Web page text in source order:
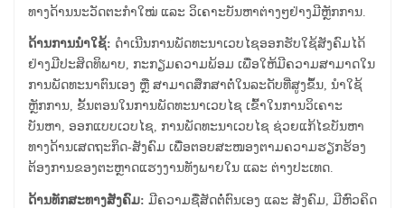
ທາງດ້ານນະວັດຕະກໍາໃໝ່ ແລະ ວິເຄາະບັນຫາຕ່າງໆຢ່າງມີຫຼັກການ.
ດ້ານການນໍາໃຊ້: ດໍາເນີນການພັດທະນາເວບໄຊອອກຮັບໃຊ້ສັງຄົມໄດ້
ຢ່າງມີປະສິດທິພາບ, ກະກຽມຄວາມພ້ອມ ເພື່ອໃຫ້ມີຄວາມສາມາດໃນ
ການພັດທະນາຕົນເອງ ຫຼື ສາມາດສຶກສາຕໍ່ໃນລະດັບທີ່ສູງຂຶ້ນ, ນໍາໃຊ້
ຫຼັກການ, ຂັ້ນຕອນໃນການພັດທະນາເວບໄຊ ເຂົ້າໃນການວິເຄາະ
ບັນຫາ, ອອກແບບເວບໄຊ, ການພັດທະນາເວບໄຊ ຊ່ວຍແກ້ໄຂບັນຫາ
ທາງດ້ານເສດຖະກິດ-ສັງຄົມ ເພື່ອຕອບສະໜອງຕາມຄວາມຮຽກຮ້ອງ
ຕ້ອງການຂອງຕະຫຼາດແຮງງານທັງພາຍໃນ ແລະ ຕ່າງປະເທດ.
ດ້ານທັກສະທາງສັງຄົມ: ມີຄວາມຊື່ສັດຕໍ່ຕົນເອງ ແລະ ສັງຄົມ, ມີຫົວຄິດ